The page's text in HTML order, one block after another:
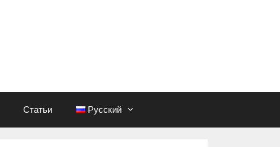
Статьи Русский